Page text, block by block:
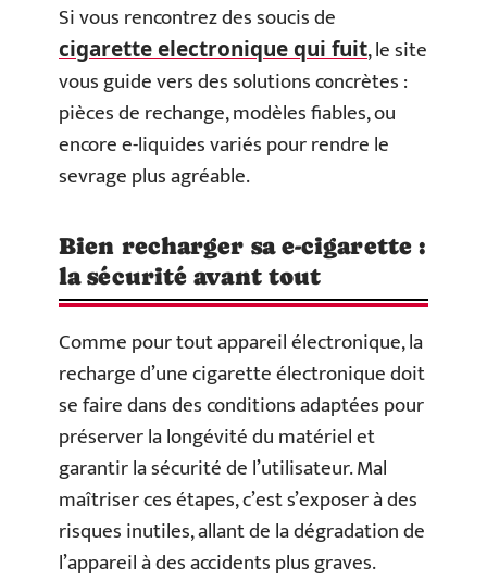
Si vous rencontrez des soucis de
cigarette electronique qui fuit, le site
vous guide vers des solutions concrètes :
pièces de rechange, modèles fiables, ou
encore e-liquides variés pour rendre le
sevrage plus agréable.
Bien recharger sa e-cigarette :
la sécurité avant tout
Comme pour tout appareil électronique, la
recharge d’une cigarette électronique doit
se faire dans des conditions adaptées pour
préserver la longévité du matériel et
garantir la sécurité de l’utilisateur. Mal
maîtriser ces étapes, c’est s’exposer à des
risques inutiles, allant de la dégradation de
l’appareil à des accidents plus graves.